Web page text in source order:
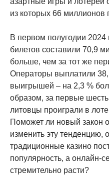
из которых 66 миллионов
В первом полугодии
билетов составили 70,9
больше, чем за тот же
Операторы выплатили
выигрышей – на 2,3 %
образом, за первые
литовцы проиграли в
Поможет ли новый закон
изменить эту тенденцию,
традиционные казино
популярность, а онлайн-
стремительно расти?